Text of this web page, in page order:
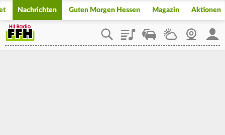
Nachrichten Guten Morgen Hessen Magazin Aktionen
PlaylistStaupilotWetterWebcam